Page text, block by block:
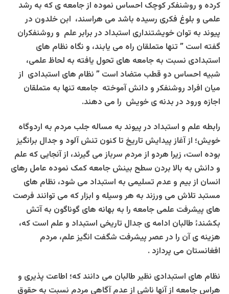
کرده و روشنفکر کوچک احساس نموده از جامعه ی که به رشد
علمی و بلوغ فکری رسیده باشد می هراسند، ابن خلدون در
پیوند به توان خویشتنداری استبداد در برابر علم و روشنفکران
گفته است ” تنها متملقان راه می یابند، و نگاه نظام های
استبدادی نسبت به جامعه های تحول یافته به لحاظ علمی،
شبیه احساس دو قطب متضاد است ” نظام های استبدادی از
میان افراد روشنفکر و دانش آموخته جامعه تنها به متملقان
اجازه ورود در بدنه ی خویش را می دهند.
رابطه علم و استبداد در پیوند به مساله جلب مردم به اردوگاه
خویش؛ از آغاز پیدایش تاریخ تا کنون تنش آلود و جدال برانگیز
بوده است، زیرا هردو از مردم سرباز می گیرند، از آنجایی که علم
و دانش به بالا بردن سطح بینش جامعه کمک نموده عامل رهای
انسان از بیم و عدم تسلیمی به استبداد می شود، نظام های
مستبد تلاش می ورزند به هر وسیله و ابزار که می توانند فرصت
های پیشرفت علمی جامعه را به بهانه های گوناگون به آتش
بکشند،ُ طالبان ادامه ی جدال تاریخی استبداد و علم است که،
هزینه ی آن را در عصر پیشرفت شگفت انگیز علم، مردم
افغانستان می پردازد .
نظام های استبدادی نظیر طالبان می دانند که؛ اطاعت پذیری و
هراس جامعه از آنها ناشی از عدم آگاهی مردم نسبت به حقوق